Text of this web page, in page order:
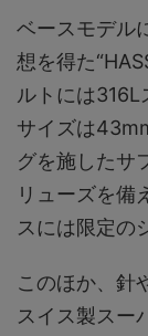
ベースモデル
想を得た
ルトには316L
サイズは
グを施したサ
リューズを備
スには限定の
このほか、針
スイス製スー